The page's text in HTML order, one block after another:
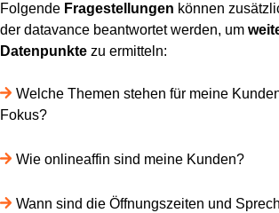
Folgende Fragestellungen können
der datavance beantwortet werden, um
Datenpunkte zu ermitteln:
Welche Themen stehen für meine
Fokus?
Wie onlineaffin sind meine Kunden?
Wann sind die Öffnungszeiten und